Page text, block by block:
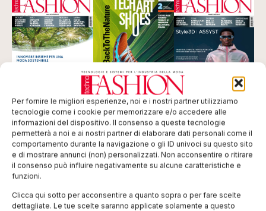
Per fornire le migliori esperienze, noi e i nostri partner utilizziamo
tecnologie come i cookie per memorizzare e/o accedere alle
informazioni del dispositivo. Il consenso a queste tecnologie
permetterà a noi e ai nostri partner di elaborare dati personali come il
comportamento durante la navigazione o gli ID univoci su questo sito
e di mostrare annunci (non) personalizzati. Non acconsentire o ritirare
il consenso può influire negativamente su alcune caratteristiche e
funzioni.
Clicca qui sotto per acconsentire a quanto sopra o per fare scelte
dettagliate. Le tue scelte saranno applicate solamente a questo
ISCRIVITI ALLA NEWSLETTER